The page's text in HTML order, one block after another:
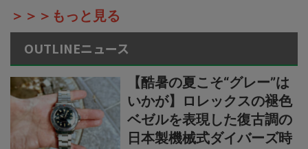
＞＞＞もっと見る
OUTLINEニュース
【酷暑の夏こそ“グレー”は
いかが】ロレックスの褪色
ベゼルを表現した復古調の
日本製機械式ダイバーズ時